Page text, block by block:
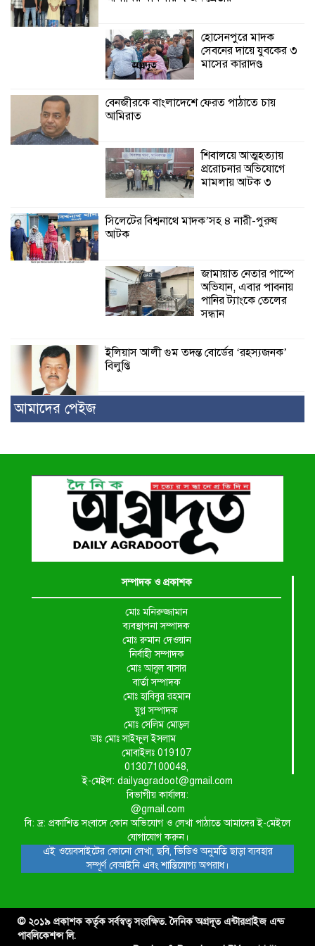
বিনিময় সভা
শ্যামনগরে বনবিভাগ ও সিএমসির সাথে
জেলেদের মতবিনিময় সভা
হোসেনপুরে মাদক
সেবনের দায়ে যুবকের ৩
মাসের কারাদণ্ড
বেনজীরকে বাংলাদেশে ফেরত পাঠাতে চায়
আমিরাত
শিবালয়ে আত্মহত্যায়
প্ররোচনার অভিযোগে
মামলায় আটক ৩
সিলেটের বিশ্বনাথে মাদক’সহ ৪ নারী-পুরুষ
আটক
জামায়াত নেতার পাম্পে
অভিযান, এবার পাবনায়
পানির ট্যাংকে তেলের
সন্ধান
ইলিয়াস আলী গুম তদন্ত বোর্ডের ‘রহস্যজনক’
বিলুপ্তি
আমাদের পেইজ
সম্পাদক ও প্রকাশক
মোঃ মনিরুজ্জামান
ব্যবস্থাপনা সম্পাদক
মোঃ রুমান দেওয়ান
নির্বাহী সম্পাদক
মোঃ আবুল বাসার
বার্তা সম্পাদক
মোঃ হাবিবুর রহমান
যুগ্ন সম্পাদক
মোঃ সেলিম মোড়ল
ডাঃ মোঃ সাইফুল ইসলাম
মোবাইলঃ 019107
01307100048,
ই-মেইল: dailyagradoot@gmail.com
বিভাগীয় কার্যালয়:
@gmail.com
বি: দ্র: প্রকাশিত সংবাদে কোন অভিযোগ ও লেখা পাঠাতে আমাদের ই-মেইলে
যোগাযোগ করুন।
এই ওয়েবসাইটের কোনো লেখা, ছবি, ভিডিও অনুমতি ছাড়া ব্যবহার
সম্পূর্ণ বেআইনি এবং শাস্তিযোগ্য অপরাধ।
© ২০১৯ প্রকাশক কর্তৃক সর্বস্বত্ব সংরক্ষিত. দৈনিক অগ্রদূত এন্টারপ্রাইজ এন্ড
পাবলিকেশন্স লি.